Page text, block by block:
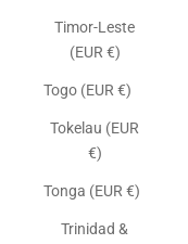
Timor-Leste
(EUR €)
Togo (EUR €)
Tokelau (EUR
€)
Tonga (EUR €)
Trinidad &